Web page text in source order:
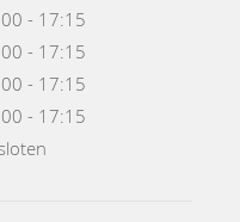
- 17:15
- 17:15
- 17:15
- 17:15